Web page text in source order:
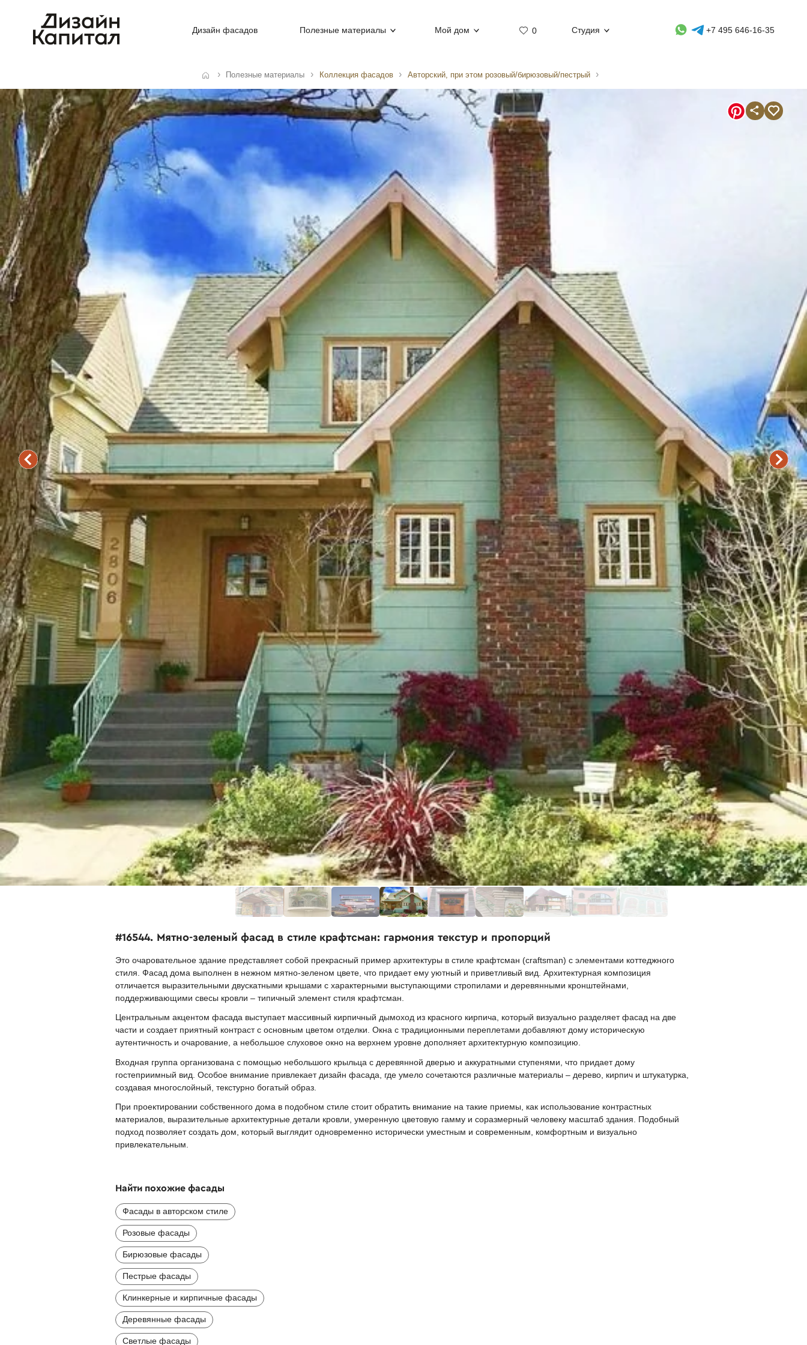
Дизайн фасадов Полезные материалы Мой дом 0 Студия Whatsapp контакт
Telegram контакт
+7 495 646-16-35
Полезные материалы Коллекция фасадов Авторский, при этом розовый/бирюзовый/пестрый
#16544. Мятно-зеленый фасад в стиле крафтсман: гармония текстур и пропорций
Это очаровательное здание представляет собой прекрасный пример архитектуры в стиле крафтсман (craftsman) с элементами коттеджного
стиля. Фасад дома выполнен в нежном мятно-зеленом цвете, что придает ему уютный и приветливый вид. Архитектурная композиция
отличается выразительными двускатными крышами с характерными выступающими стропилами и деревянными кронштейнами,
поддерживающими свесы кровли – типичный элемент стиля крафтсман.
Центральным акцентом фасада выступает массивный кирпичный дымоход из красного кирпича, который визуально разделяет фасад на две
части и создает приятный контраст с основным цветом отделки. Окна с традиционными переплетами добавляют дому историческую
аутентичность и очарование, а небольшое слуховое окно на верхнем уровне дополняет архитектурную композицию.
Входная группа организована с помощью небольшого крыльца с деревянной дверью и аккуратными ступенями, что придает дому
гостеприимный вид. Особое внимание привлекает дизайн фасада, где умело сочетаются различные материалы – дерево, кирпич и штукатурка,
создавая многослойный, текстурно богатый образ.
При проектировании собственного дома в подобном стиле стоит обратить внимание на такие приемы, как использование контрастных
материалов, выразительные архитектурные детали кровли, умеренную цветовую гамму и соразмерный человеку масштаб здания. Подобный
подход позволяет создать дом, который выглядит одновременно исторически уместным и современным, комфортным и визуально
привлекательным.
Найти похожие фасады
Фасады в авторском стиле
Розовые фасады
Бирюзовые фасады
Пестрые фасады
Клинкерные и кирпичные фасады
Деревянные фасады
Светлые фасады